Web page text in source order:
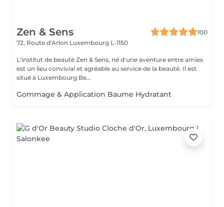
Zen & Sens
100
72, Route d'Arlon Luxembourg L-1150
L'institut de beauté Zen & Sens, né d'une aventure entre amies
est un lieu convivial et agréable au service de la beauté. Il est
situé à Luxembourg Be...
Gommage & Application Baume Hydratant